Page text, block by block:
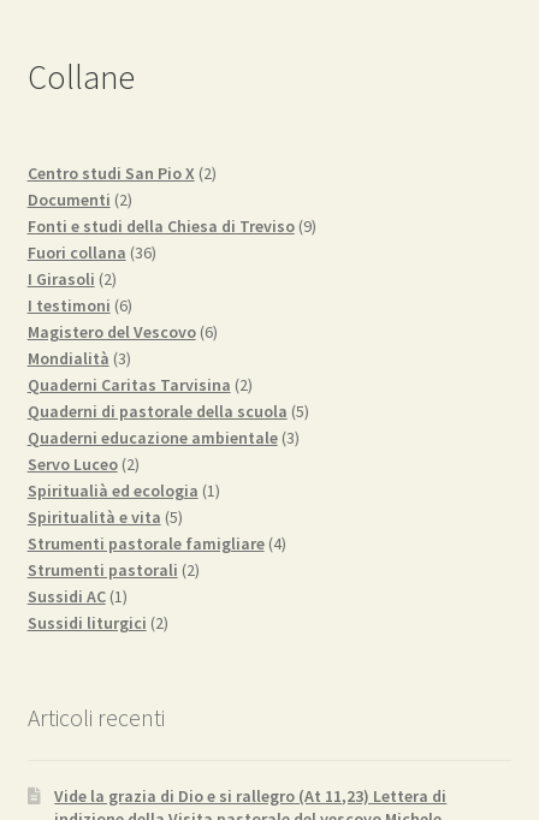
Collane
Centro studi San Pio X 22
Documenti 22
prodotti
Fonti e studi della Chiesa di Treviso 99
Fuori collana 3636
I Girasoli 22
prodotti
I testimoni 66
prodotti
Magistero del Vescovo 66
Mondialità 33
prodotti
Quaderni Caritas Tarvisina 22
prodotti
Quaderni di pastorale della scuola 55
Quaderni educazione ambientale 33
Servo Luceo 22
prodotti
Spiritualià ed ecologia 11
Spiritualità e vita 55
prodotti
Strumenti pastorale famigliare 44
Strumenti pastorali 22
Sussidi AC 11
prodotto
Sussidi liturgici 22
Articoli recenti
Vide la grazia di Dio e si rallegro (At 11,23) Lettera di